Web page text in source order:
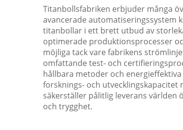
Titanbollsfabriken erbjuder många
avancerade automatiseringssystem
titanbollar i ett brett utbud av
optimerade produktionsprocesser
möjliga tack vare fabrikens
omfattande test- och
hållbara metoder och
forsknings- och
säkerställer pålitlig leverans
och trygghet.